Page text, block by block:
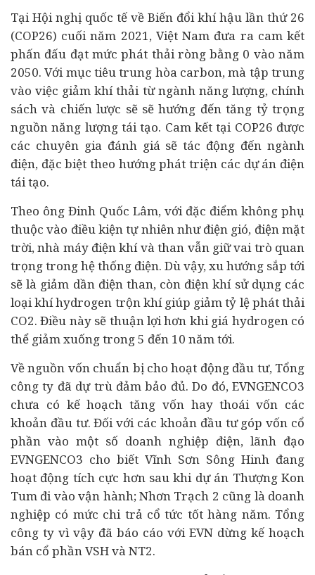
Tại Hội nghị quốc tế về Biến đổi khí hậu lần thứ 26
(COP26) cuối năm 2021, Việt Nam đưa ra cam kết
phấn đấu đạt mức phát thải ròng bằng 0 vào năm
2050. Với mục tiêu trung hòa carbon, mà tập trung
vào việc giảm khí thải từ ngành năng lượng, chính
sách và chiến lược sẽ sẽ hướng đến tăng tỷ trọng
nguồn năng lượng tái tạo. Cam kết tại COP26 được
các chuyên gia đánh giá sẽ tác động đến ngành
điện, đặc biệt theo hướng phát triện các dự án điện
tái tạo.
Theo ông Đinh Quốc Lâm, với đặc điểm không phụ
thuộc vào điều kiện tự nhiên như điện gió, điện mặt
trời, nhà máy điện khí và than vẫn giữ vai trò quan
trọng trong hệ thống điện. Dù vậy, xu hướng sắp tới
sẽ là giảm dần điện than, còn điện khí sử dụng các
loại khí hydrogen trộn khí giúp giảm tỷ lệ phát thải
CO2. Điều này sẽ thuận lợi hơn khi giá hydrogen có
thể giảm xuống trong 5 đến 10 năm tới.
Về nguồn vốn chuẩn bị cho hoạt động đầu tư, Tổng
công ty đã dự trù đảm bảo đủ. Do đó, EVNGENCO3
chưa có kế hoạch tăng vốn hay thoái vốn các
khoản đầu tư. Đối với các khoản đầu tư góp vốn cổ
phần vào một số doanh nghiệp điện, lãnh đạo
EVNGENCO3 cho biết Vĩnh Sơn Sông Hinh đang
hoạt động tích cực hơn sau khi dự án Thượng Kon
Tum đi vào vận hành; Nhơn Trạch 2 cũng là doanh
nghiệp có mức chi trả cổ tức tốt hàng năm. Tổng
công ty vì vậy đã báo cáo với EVN dừng kế hoạch
bán cổ phần VSH và NT2.